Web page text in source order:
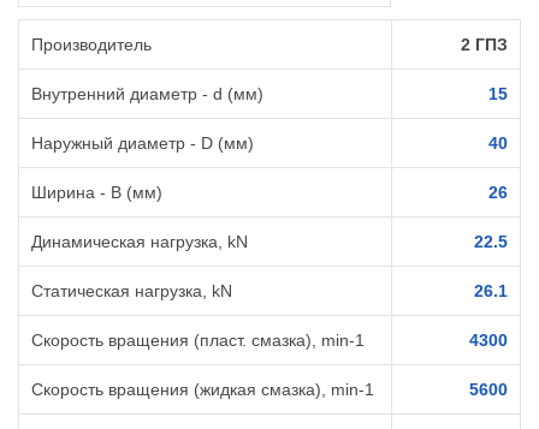
Производитель 2 ГПЗ
Внутренний диаметр - d (мм) 15
Наружный диаметр - D (мм) 40
Ширина - B (мм) 26
Динамическая нагрузка, kN 22.5
Статическая нагрузка, kN 26.1
Скорость вращения (пласт. смазка), min-1 4300
Скорость вращения (жидкая смазка), min-1 5600